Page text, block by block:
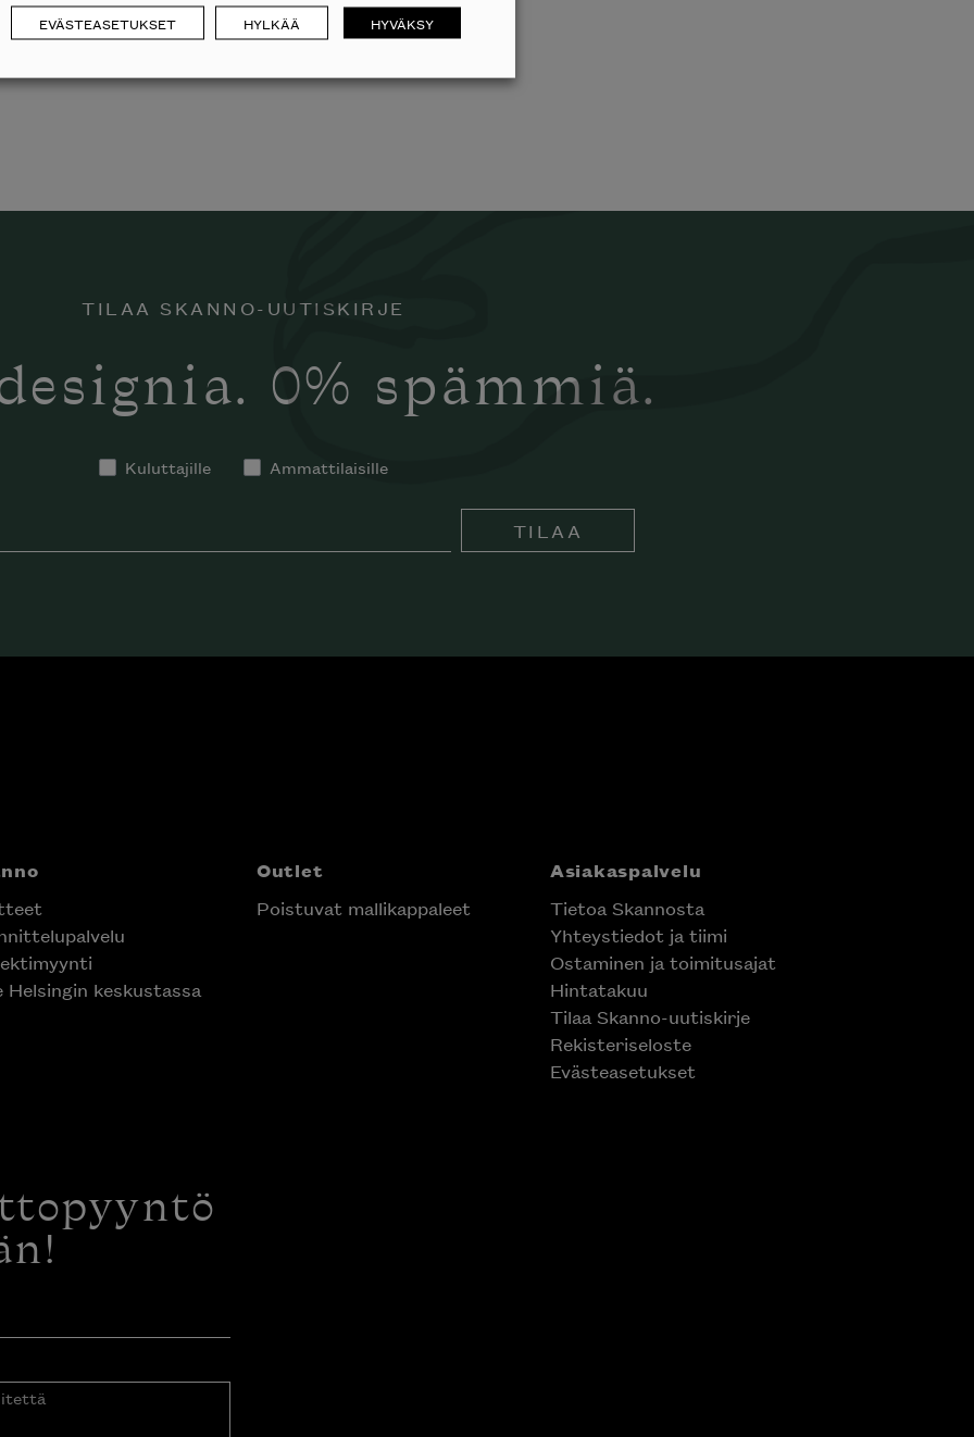
TILAA SKANNO-UUTISKIRJE
0% spämmiä.
Kuluttajille Ammattilaisille
TILAA
Helsingin keskustassa
Outlet
Poistuvat mallikappaleet
Asiakaspalvelu
Tietoa Skannosta
Yhteystiedot ja tiimi
Ostaminen ja toimitusajat
Hintatakuu
Tilaa Skanno-uutiskirje
Rekisteriseloste
Evästeasetukset
EVÄSTEASETUKSET HYLKÄÄ HYVÄKSY